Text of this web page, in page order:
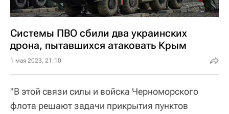
Системы ПВО сбили два украинских
дрона, пытавшихся атаковать Крым
1 мая 2023, 21:10
"В этой связи силы и войска Черноморского
флота решают задачи прикрытия пунктов